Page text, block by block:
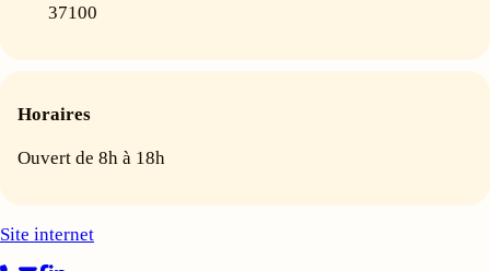
37100
Horaires
Ouvert de 8h à 18h
Site internet